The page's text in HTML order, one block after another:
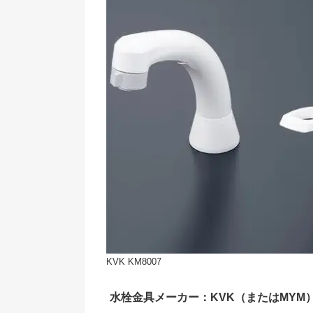
KVK KM8007
水栓金具メーカー：KVK（またはMYM